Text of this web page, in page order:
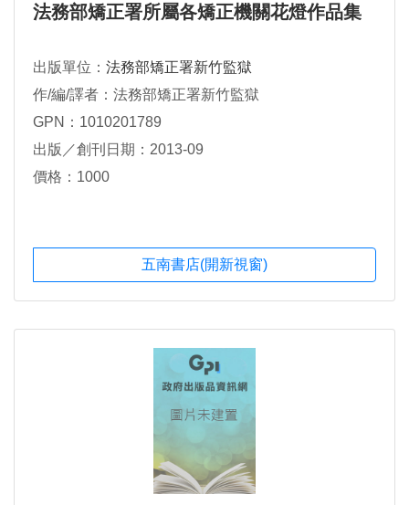
法務部矯正署所屬各矯正機關花燈作品集
出版單位： 法務部矯正署新竹監獄
作/編/譯者：法務部矯正署新竹監獄
GPN：1010201789
出版／創刊日期：2013-09
價格：1000
五南書店(開新視窗)